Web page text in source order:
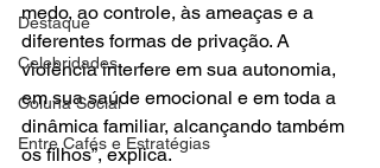
Destaque
Celebridades
Coluna Social
Entre Cafés e Estratégias
medo, ao controle, às ameaças e a
diferentes formas de privação. A
violência interfere em sua autonomia,
em sua saúde emocional e em toda a
dinâmica familiar, alcançando também
os filhos”, explica.